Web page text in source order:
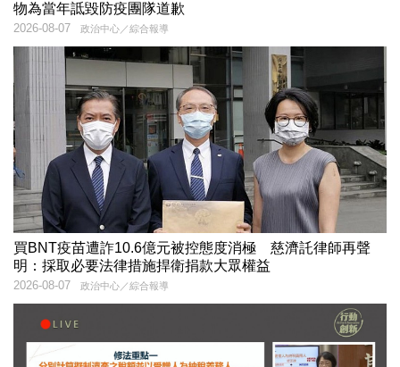
物為當年詆毀防疫團隊道歉
政治中心／綜合報導
2026-08-07
買BNT疫苗遭詐10.6億元被控態度消極 慈濟託律師再聲
明：採取必要法律措施捍衛捐款大眾權益
政治中心／綜合報導
2026-08-07